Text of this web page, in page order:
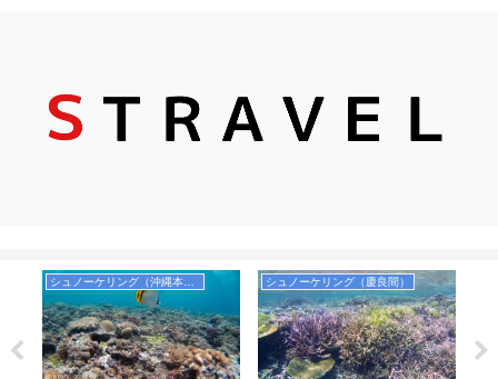
シュノーケリング（沖縄本島） シュノーケリング（慶良間）